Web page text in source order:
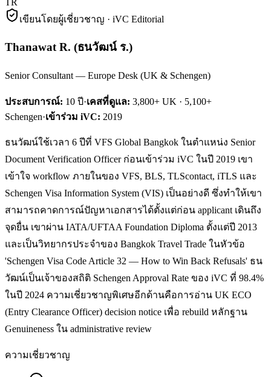
TR
เขียนโดยผู้เชี่ยวชาญ · iVC Editorial
Thanawat R. (ธนวัฒน์ ร.)
Senior Consultant — Europe Desk (UK & Schengen)
ประสบการณ์: 10 ปี·เคสที่ดูแล: 3,800+ UK · 5,100+
Schengen·เข้าร่วม iVC: 2019
ธนวัฒน์ใช้เวลา 6 ปีที่ VFS Global Bangkok ในตำแหน่ง Senior
Document Verification Officer ก่อนเข้าร่วม iVC ในปี 2019 เขา
เข้าใจ workflow ภายในของ VFS, BLS, TLScontact, iTLS และ
Schengen Visa Information System (VIS) เป็นอย่างดี ซึ่งทำให้เขา
สามารถคาดการณ์ปัญหาเอกสารได้ตั้งแต่ก่อน applicant เดินถึง
จุดยื่น เขาผ่าน IATA/UFTAA Foundation Diploma ตั้งแต่ปี 2013
และเป็นวิทยากรประจำของ Bangkok Travel Trade ในหัวข้อ
'Schengen Visa Code Article 32 — How to Win Back Refusals' ธน
วัฒน์เป็นเจ้าของสถิติ Schengen Approval Rate ของ iVC ที่ 98.4%
ในปี 2024 ความเชี่ยวชาญพิเศษอีกด้านคือการอ่าน UK ECO
(Entry Clearance Officer) decision notice เพื่อ rebuild หลักฐาน
Genuineness ใน administrative review
ความเชี่ยวชาญ